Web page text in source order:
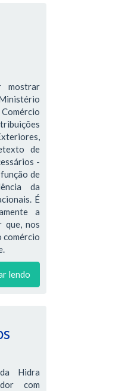
mostrar
de
-
de
da
É
a
que, nos
comércio
lendo
Hidra
com